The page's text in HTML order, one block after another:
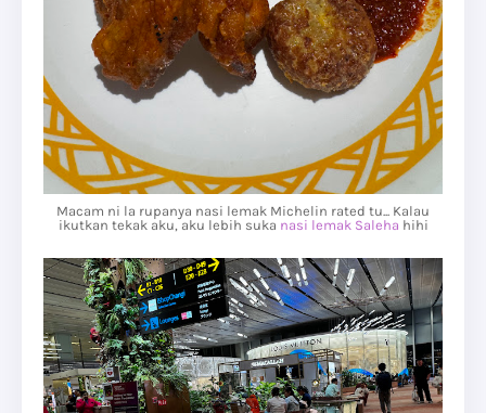
Macam ni la rupanya nasi lemak Michelin rated tu... Kalau
ikutkan tekak aku, aku lebih suka nasi lemak Saleha hihi